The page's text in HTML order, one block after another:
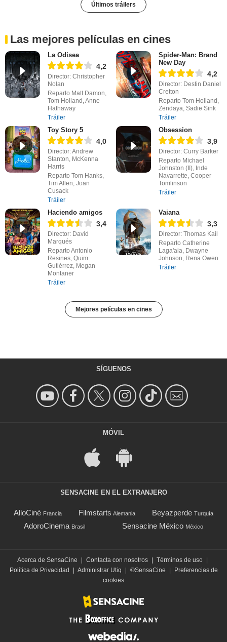
Últimos tráilers
Las mejores películas en cines
La Odisea
4,2
Director: Christopher
Nolan
Reparto Matt Damon,
Tom Holland, Anne
Hathaway
Tráiler
Spider-Man: Brand
New Day
4,2
Director: Destin Daniel
Cretton
Reparto Tom Holland,
Zendaya, Sadie Sink
Tráiler
Toy Story 5
4,0
Director: Andrew
Stanton, McKenna
Harris
Reparto Tom Hanks,
Tim Allen, Joan
Cusack
Tráiler
Obsession
3,9
Director: Curry Barker
Reparto Michael
Johnston (II), Inde
Navarrette, Cooper
Tomlinson
Tráiler
Haciendo amigos
3,4
Director: David
Marqués
Reparto Antonio
Resines, Quim
Gutiérrez, Megan
Montaner
Tráiler
Vaiana
3,3
Director: Thomas Kail
Reparto Catherine
Laga'aia, Dwayne
Johnson, Rena Owen
Tráiler
Mejores películas en cines
SÍGUENOS
MÓVIL
SENSACINE EN EL EXTRANJERO
AlloCiné Francia Filmstarts Alemania Beyazperde Turquía
AdoroCinema Brasil Sensacine México México
Acerca de SensaCine | Contacta con nosotros | Términos de uso |
Política de Privacidad
| Administrar Utiq | ©SensaCine |
Preferencias de
cookies